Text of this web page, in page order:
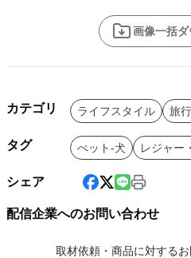
画像一括
カテゴリ ライフスタイル 旅
タグ ぺット-犬 レジャー
シェア
配信企業へのお問い合わせ
取材依頼・商品に対するお